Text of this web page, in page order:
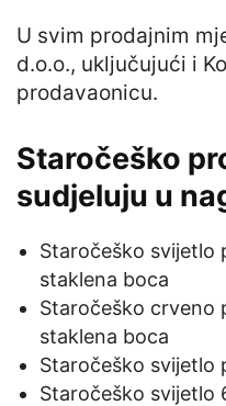
U svim prodajnim
d.o.o., uključujući i
prodavaonicu.
Staročeško
sudjeluju u
Staročeško svijetlo
staklena boca
Staročeško crveno
staklena boca
Staročeško svijetlo
Staročeško svijetlo